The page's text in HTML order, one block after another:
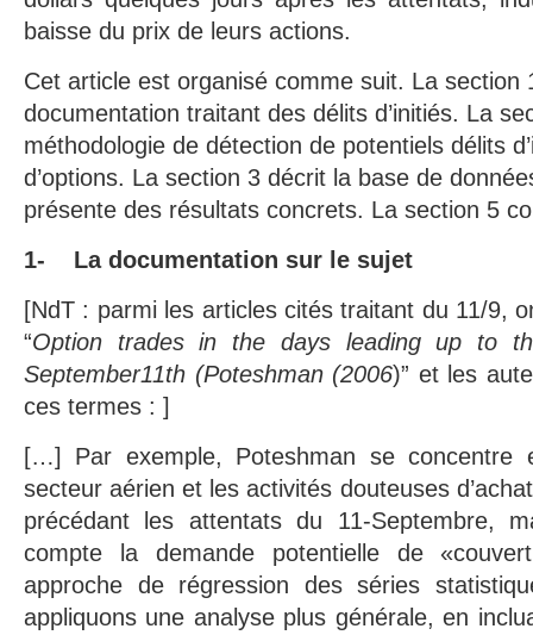
baisse du prix de leurs actions.
Cet article est organisé comme suit. La section
documentation traitant des délits d’initiés. La
méthodologie de détection de potentiels délits
d’options. La section 3 décrit la base de
présente des résultats concrets. La section 5
1- La documentation sur le sujet
[NdT : parmi les articles cités traitant du 11/9,
“Option trades in the days leading up to
September11th (Poteshman (2006)” et les
ces termes : ]
[…] Par exemple, Poteshman se concentre
secteur aérien et les activités douteuses
précédant les attentats du 11-Septembre,
compte la demande potentielle de
approche de régression des séries
appliquons une analyse plus générale, en